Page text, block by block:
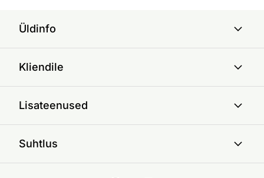
Üldinfo
Kliendile
Lisateenused
Suhtlus